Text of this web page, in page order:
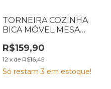
TORNEIRA COZINHA
BICA MÓVEL MESA
WAY 7011200
R$159,90
12 x de R$16,45
Só restam3 em estoque!